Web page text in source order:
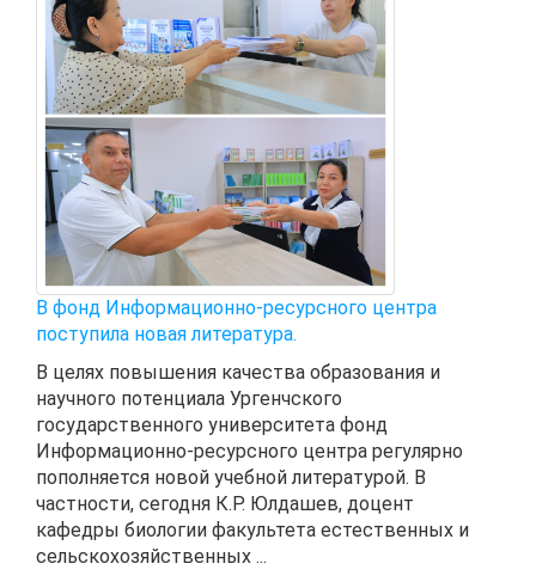
В фонд Информационно-ресурсного центра
поступила новая литература.
В целях повышения качества образования и
научного потенциала Ургенчского
государственного университета фонд
Информационно-ресурсного центра регулярно
пополняется новой учебной литературой. В
частности, сегодня К.Р. Юлдашев, доцент
кафедры биологии факультета естественных и
сельскохозяйственных ...